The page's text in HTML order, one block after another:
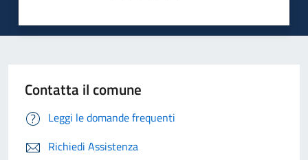
Contatta il comune
Leggi le domande frequenti
Richiedi Assistenza